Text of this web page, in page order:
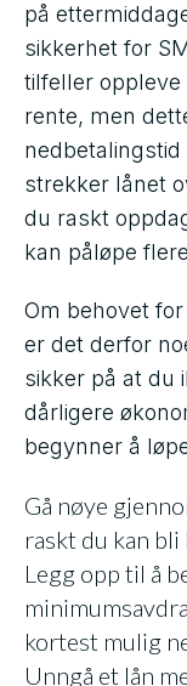
på
sikkerhet for
tilfeller
rente, men
strekker lånet
du raskt
kan påløpe
Om behovet
er det derfor
sikker på at du
dårligere
begynner å
Gå nøye
raskt du kan
Legg opp til å
kortest mulig
Unngå et lån